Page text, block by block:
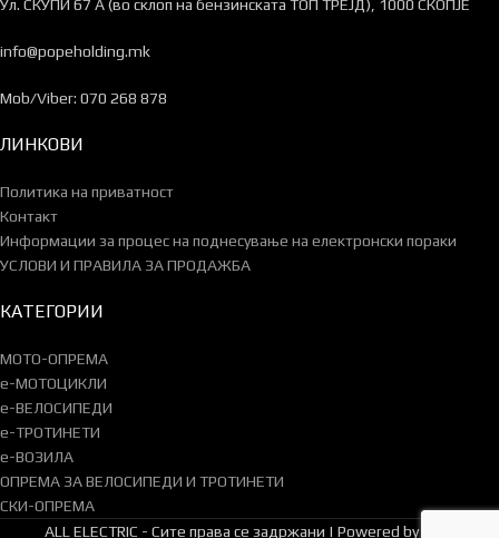
Ул. СКУПИ 67 А (во склоп на бензинската ТОП ТРЕЈД), 1000 СКОПЈЕ
info@popeholding.mk
Mob/Viber: 070 268 878
ЛИНКОВИ
Политика на приватност
Контакт
Информации за процес на поднесување на електронски пораки
УСЛОВИ И ПРАВИЛА ЗА ПРОДАЖБА
КАТЕГОРИИ
МОТО-ОПРЕМА
e-МОТОЦИКЛИ
e-ВЕЛОСИПЕДИ
e-ТРОТИНЕТИ
e-ВОЗИЛА
ОПРЕМА ЗА ВЕЛОСИПЕДИ И ТРОТИНЕТИ
СКИ-ОПРЕМА
ALL ELECTRIC - Сите права се задржани | Powered by ZVM